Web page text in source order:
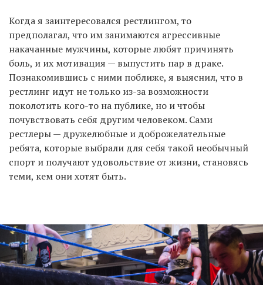
Когда я заинтересовался рестлингом, то
предполагал, что им занимаются агрессивные
накачанные мужчины, которые любят причинять
боль, и их мотивация — выпустить пар в драке.
Познакомившись с ними поближе, я выяснил, что в
рестлинг идут не только из-за возможности
поколотить кого-то на публике, но и чтобы
почувствовать себя другим человеком. Сами
рестлеры — дружелюбные и доброжелательные
ребята, которые выбрали для себя такой необычный
спорт и получают удовольствие от жизни, становясь
теми, кем они хотят быть.